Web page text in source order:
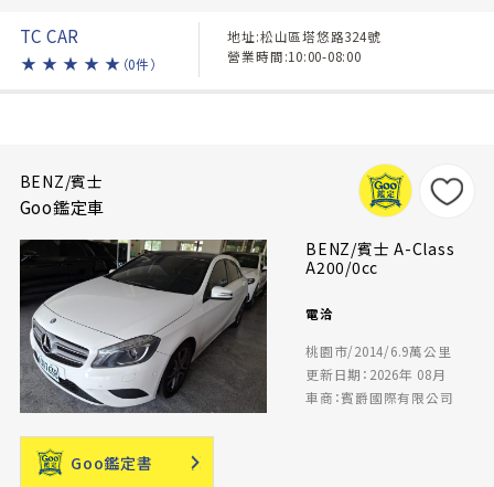
TC CAR
★ ★ ★ ★ ★ （0件）
地址:松山區塔悠路324號
營業時間:10:00-08:00
BENZ/賓士
Goo鑑定車
BENZ/賓士 A-Class
A200/0cc
電洽
桃園市/2014/6.9萬公里
更新日期：2026年 08月
車商：賓爵國際有限公司
Goo鑑定書